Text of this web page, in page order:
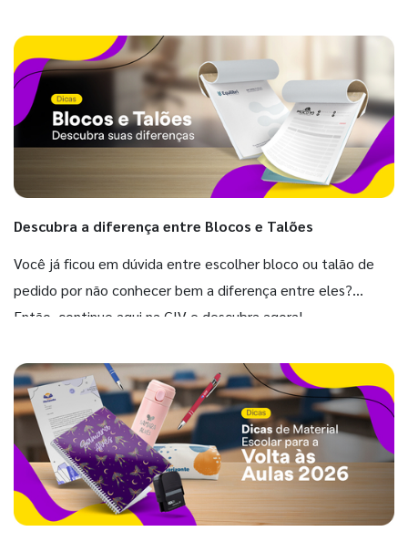
Descubra a diferença entre Blocos e Talões
Você já ficou em dúvida entre escolher bloco ou talão de
pedido por não conhecer bem a diferença entre eles?
Então, continue aqui na GIV e descubra agora!